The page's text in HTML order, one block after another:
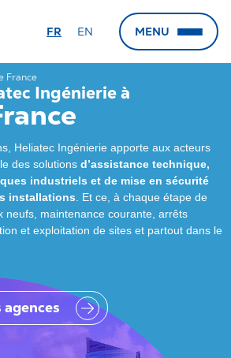
FR EN MENU
et chimie
Intégré
Risques Industriels
conception
France
Ingénierie à
Heliatec Ingénierie apporte aux acteurs
des solutions d’assistance technique,
industriels et de mise en sécurité
installations . Et ce, à chaque étape de
neufs, maintenance courante, arrêts
et exploitation de sites et partout dans le
agences